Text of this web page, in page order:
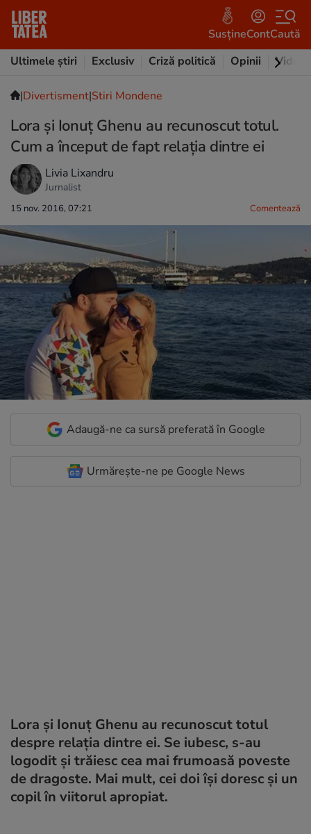
SusțineContCaută
Ultimele știri
Exclusiv Criză politică Opinii Video
|Divertisment|Stiri Mondene
Lora și Ionuț Ghenu au recunoscut totul.
Cum a început de fapt relația dintre ei
Livia Lixandru
Jurnalist
15 nov. 2016, 07:21 Comentează
Adaugă-ne ca sursă preferată în Google
Urmărește-ne pe Google News
Lora și Ionuț Ghenu au recunoscut totul
despre relația dintre ei. Se iubesc, s-au
logodit și trăiesc cea mai frumoasă poveste
de dragoste. Mai mult, cei doi își doresc și un
copil în viitorul apropiat.